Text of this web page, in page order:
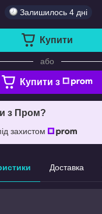
Залишилось 4 дні
Купити
або
Купити з
з Пром?
захистом
Доставка